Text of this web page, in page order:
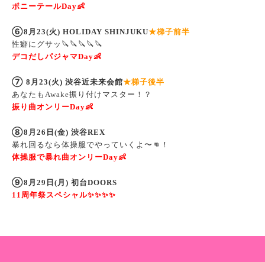
ポニーテールDay👶
⑥8 月 23(火) HOLIDAY SHINJUKU★梯子前半
性癖にグサッ 🔪🔪🔪🔪🔪
デコだしパジャマDay👶
⑦ 8 月 23(火) 渋谷近未来会館★梯子後半
あなたも Awake振り付けマスター！？
振り曲オンリーDay👶
⑧8 月 26 日(金) 渋谷REX
暴れ回るなら体操服でやっていくよ〜 👊 ！
体操服で暴れ曲オンリーDay👶
⑨8 月 29 日( 月 ) 初台DOORS
11 周年祭スペシャル✨✨✨✨